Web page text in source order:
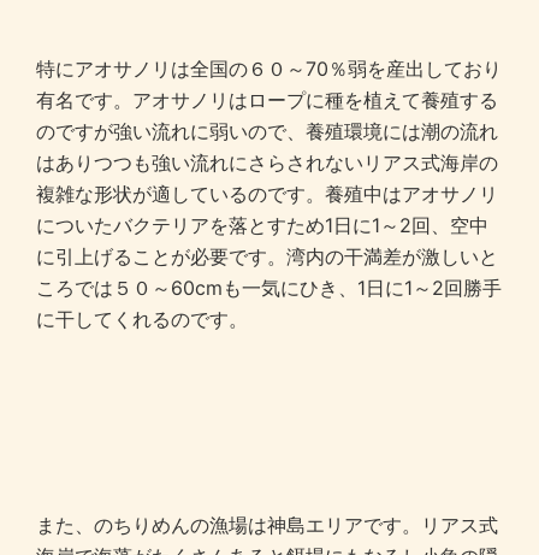
特にアオサノリは全国の６０～70％弱を産出しており
有名です。アオサノリはロープに種を植えて養殖する
のですが強い流れに弱いので、養殖環境には潮の流れ
はありつつも強い流れにさらされないリアス式海岸の
複雑な形状が適しているのです。養殖中はアオサノリ
についたバクテリアを落とすため1日に1～2回、空中
に引上げることが必要です。湾内の干満差が激しいと
ころでは５０～60cmも一気にひき、1日に1～2回勝手
に干してくれるのです。
また、のちりめんの漁場は神島エリアです。リアス式